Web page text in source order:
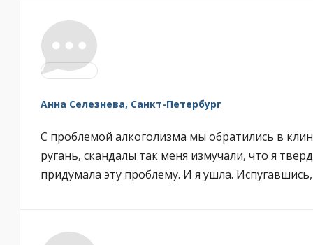
Анна Селезнева, Санкт-Петербург
С проблемой алкоголизма мы обратились в
ругань, скандалы так меня измучали, что я
придумала эту проблему. И я ушла.